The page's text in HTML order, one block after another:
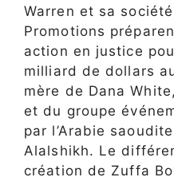
Warren et sa
Promotions
action en justice
milliard de dollars
mère de Dana
et du groupe
par l’Arabie
Alalshikh. Le
création de Zuffa